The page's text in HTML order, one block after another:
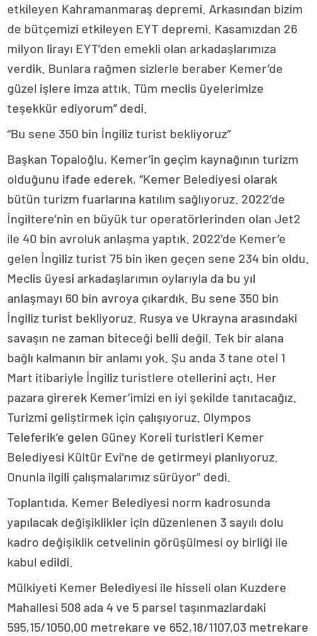
etkileyen Kahramanmaraş depremi. Arkasından bizim
de bütçemizi etkileyen EYT depremi. Kasamızdan 26
milyon lirayı EYT’den emekli olan arkadaşlarımıza
verdik. Bunlara rağmen sizlerle beraber Kemer’de
güzel işlere imza attık. Tüm meclis üyelerimize
teşekkür ediyorum” dedi.
“Bu sene 350 bin İngiliz turist bekliyoruz”
Başkan Topaloğlu, Kemer’in geçim kaynağının turizm
olduğunu ifade ederek, “Kemer Belediyesi olarak
bütün turizm fuarlarına katılım sağlıyoruz. 2022’de
İngiltere’nin en büyük tur operatörlerinden olan Jet2
ile 40 bin avroluk anlaşma yaptık. 2022’de Kemer’e
gelen İngiliz turist 75 bin iken geçen sene 234 bin oldu.
Meclis üyesi arkadaşlarımın oylarıyla da bu yıl
anlaşmayı 60 bin avroya çıkardık. Bu sene 350 bin
İngiliz turist bekliyoruz. Rusya ve Ukrayna arasındaki
savaşın ne zaman biteceği belli değil. Tek bir alana
bağlı kalmanın bir anlamı yok. Şu anda 3 tane otel 1
Mart itibariyle İngiliz turistlere otellerini açtı. Her
pazara girerek Kemer’imizi en iyi şekilde tanıtacağız.
Turizmi geliştirmek için çalışıyoruz. Olympos
Teleferik’e gelen Güney Koreli turistleri Kemer
Belediyesi Kültür Evi’ne de getirmeyi planlıyoruz.
Onunla ilgili çalışmalarımız sürüyor” dedi.
Toplantıda, Kemer Belediyesi norm kadrosunda
yapılacak değişiklikler için düzenlenen 3 sayılı dolu
kadro değişiklik cetvelinin görüşülmesi oy birliği ile
kabul edildi.
Mülkiyeti Kemer Belediyesi ile hisseli olan Kuzdere
Mahallesi 508 ada 4 ve 5 parsel taşınmazlardaki
595,15/1050,00 metrekare ve 652,18/1107,03 metrekare